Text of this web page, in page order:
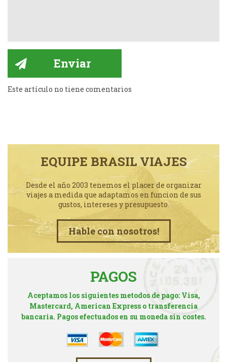
Este artículo no tiene comentarios
EQUIPE BRASIL VIAJES
Desde el año 2003 tenemos el placer de organizar
viajes a medida que adaptamos en funcion de sus
gustos, intereses y presupuesto.
Hable con nosotros!
PAGOS
Aceptamos los siguientes metodos de pago: Visa,
Mastercard, American Express o transferencia
bancaria. Pagos efectuados en su moneda sin costes.